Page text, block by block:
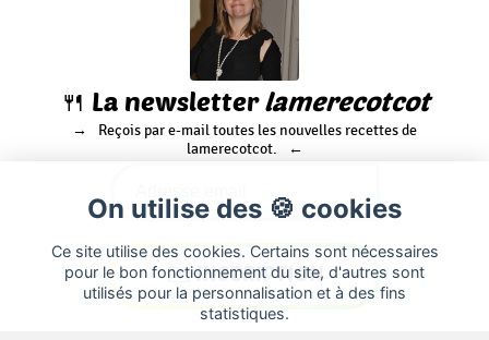
🍴 La newsletterlamerecotcot
Reçois par e-mail toutes les nouvelles recettes de
lamerecotcot.
On utilise des 🍪 cookies
Ce site utilise des cookies. Certains sont nécessaires
pour le bon fonctionnement du site, d'autres sont
utilisés pour la personnalisation et à des fins
statistiques.